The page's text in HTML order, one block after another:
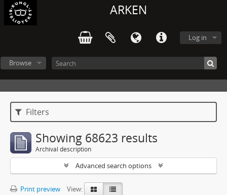
ARKEN
Log in
Browse
Filters
Showing 68623 results
Archival description
Advanced search options
Print preview
View: